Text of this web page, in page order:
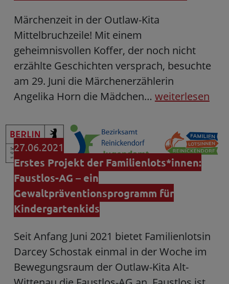
Märchenzeit in der Outlaw-Kita
Mittelbruchzeile! Mit einem
geheimnisvollen Koffer, der noch nicht
erzählte Geschichten versprach, besuchte
am 29. Juni die Märchenerzählerin
Angelika Horn die Mädchen… weiterlesen
27.06.2021
Erstes Projekt der Familienlots*innen:
Faustlos-AG – ein
Gewaltpräventionsprogramm für
Kindergartenkids
Seit Anfang Juni 2021 bietet Familienlotsin
Darcey Schostak einmal in der Woche im
Bewegungsraum der Outlaw-Kita Alt-